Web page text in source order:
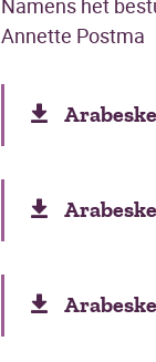
Namens het
Annette Postma